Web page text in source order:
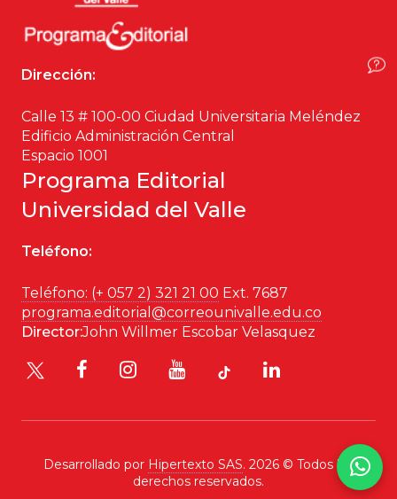
Género
Geografía
Historia
Ingeniería
Lenguas
Matemáticas
Dirección:
Calle 13 # 100-00 Ciudad Universitaria Meléndez
Edificio Administración Central
Espacio 1001
Programa Editorial
Universidad del Valle
Teléfono:
Teléfono: (+ 057 2) 321 21 00 Ext. 7687
programa.editorial@correounivalle.edu.co
Director:John Willmer Escobar Velasquez
Desarrollado por Hipertexto SAS. 2026 © Todos los
derechos reservados.